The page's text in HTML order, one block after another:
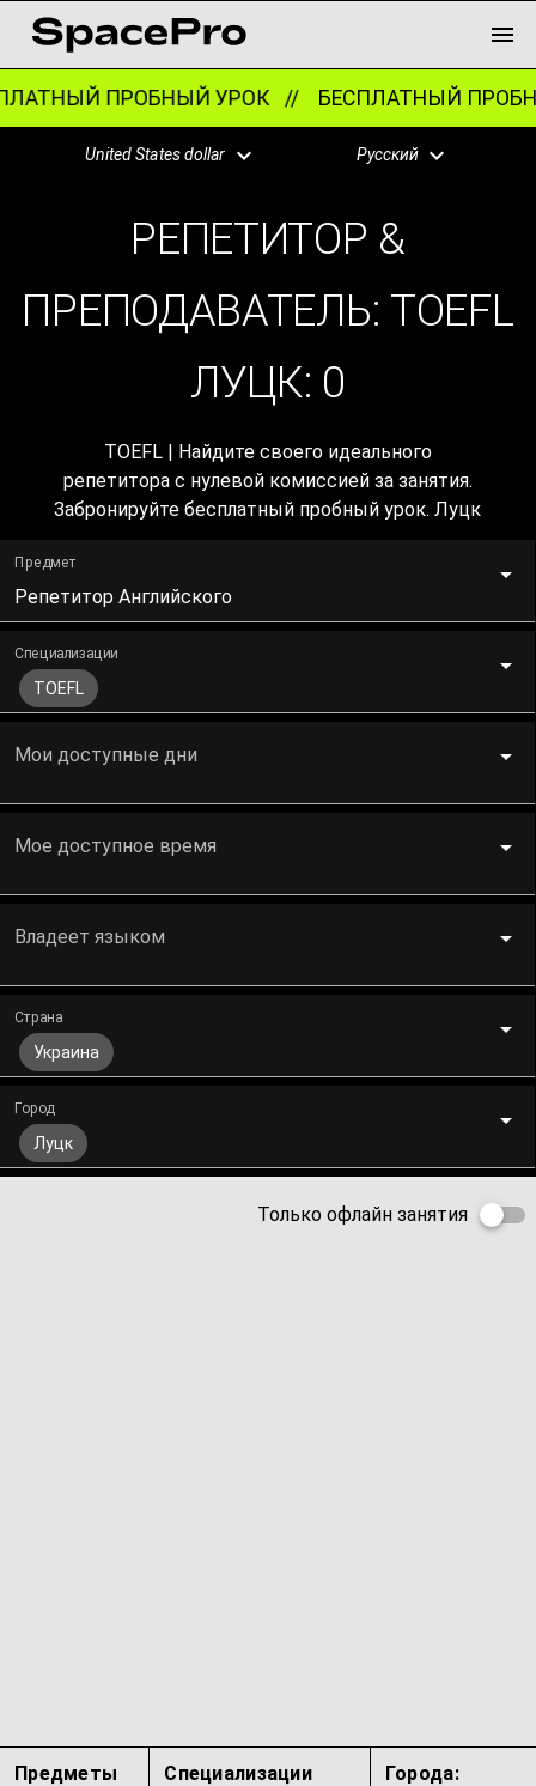
ПРОБНЫЙ УРОК // БЕСПЛАТНЫЙ
United States dollar Русский
РЕПЕТИТОР &
ПРЕПОДАВАТЕЛЬ: TOEFL
ЛУЦК: 0
TOEFL | Найдите своего идеального
репетитора с нулевой комиссией за занятия.
Забронируйте бесплатный пробный урок. Луцк
Предмет
Репетитор Английского
Специализации
TOEFL
Мои доступные дни
Мое доступное время
Владеет языком
Страна
Украина
Город
Луцк
Только офлайн занятия
Предметы Специализации Города: